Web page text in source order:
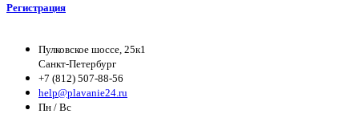
Регистрация
Пулковское шоссе, 25к1
Санкт-Петербург
+7 (812) 507-88-56
help@plavanie24.ru
Пн / Вс